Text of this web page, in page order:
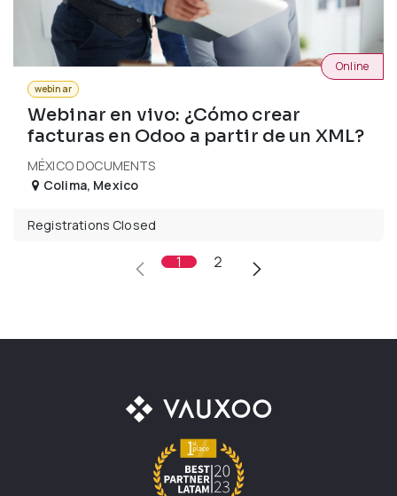
webinar
Webinar en vivo: ¿Cómo crear
facturas en Odoo a partir de un XML?
MÉXICO DOCUMENTS
Online
Colima, Mexico
Registrations Closed
1 2